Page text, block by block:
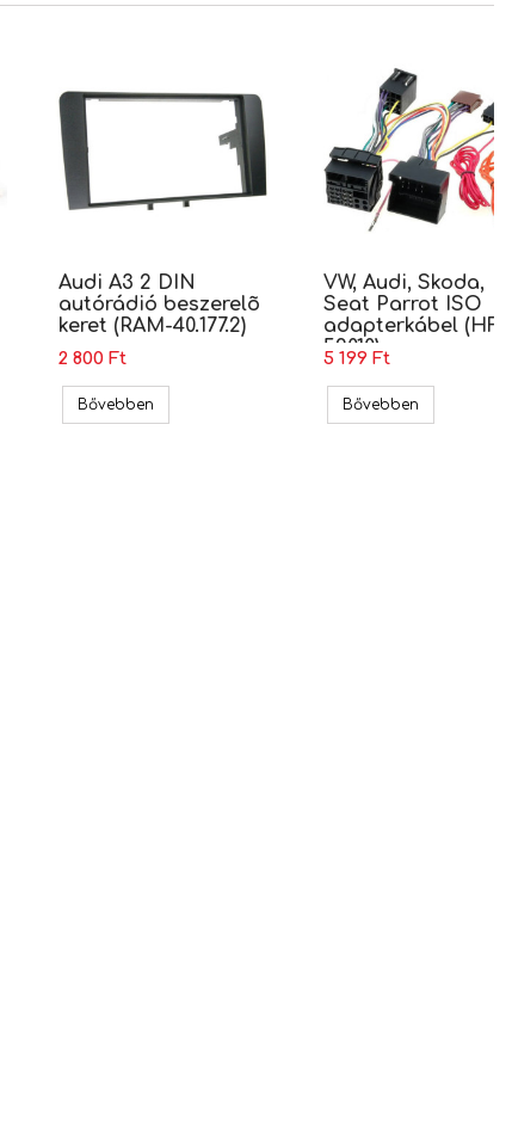
40.075)
Apple Carplay, Android Auto adapter
Audi A3 2 DIN
autórádió beszerelõ
keret (RAM-40.177.2)
2 800 Ft
BővebbenAudi A3 2 DIN autórádió beszerelõ keret (RAM-
VW, Audi, Skoda,
Seat Parrot ISO
adapterkábel (HF-
59010)
5 199 Ft
BővebbenVW, Audi,